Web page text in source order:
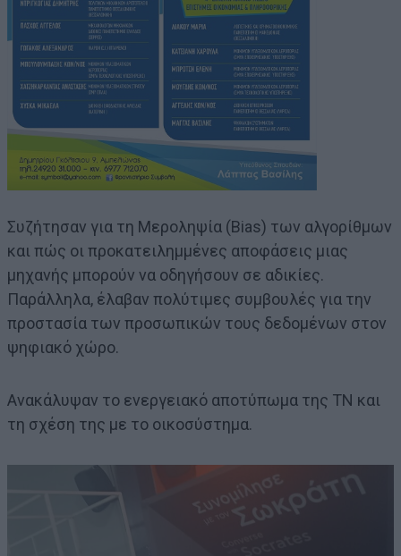
Συζήτησαν για τη Μεροληψία (Bias) των αλγορίθμων
και πώς οι προκατειλημμένες αποφάσεις μιας
μηχανής μπορούν να οδηγήσουν σε αδικίες.
Παράλληλα, έλαβαν πολύτιμες συμβουλές για την
προστασία των προσωπικών τους δεδομένων στον
ψηφιακό χώρο.
Ανακάλυψαν το ενεργειακό αποτύπωμα της ΤΝ και
τη σχέση της με το οικοσύστημα.